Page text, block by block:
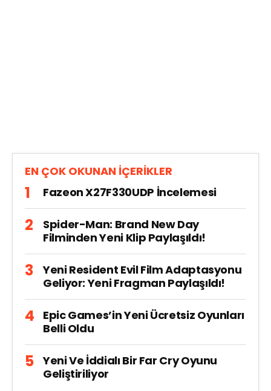
EN ÇOK OKUNAN İÇERİKLER
Fazeon X27F330UDP İncelemesi
Spider-Man: Brand New Day
Filminden Yeni Klip Paylaşıldı!
Yeni Resident Evil Film Adaptasyonu
Geliyor: Yeni Fragman Paylaşıldı!
Epic Games’in Yeni Ücretsiz Oyunları
Belli Oldu
Yeni Ve İddialı Bir Far Cry Oyunu
Geliştiriliyor